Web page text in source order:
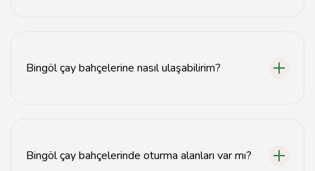
Bingöl çay bahçelerine nasıl ulaşabilirim?
Bingöl çay bahçelerinde oturma alanları var mı?